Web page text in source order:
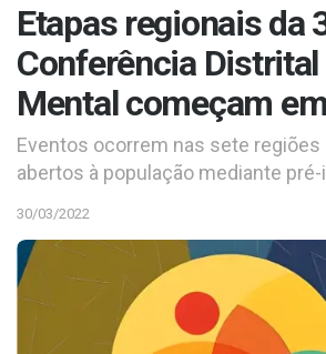
Etapas regionais da
Conferência Distrital
Mental começam
Eventos ocorrem nas sete regiões
abertos à população mediante
30/03/2022